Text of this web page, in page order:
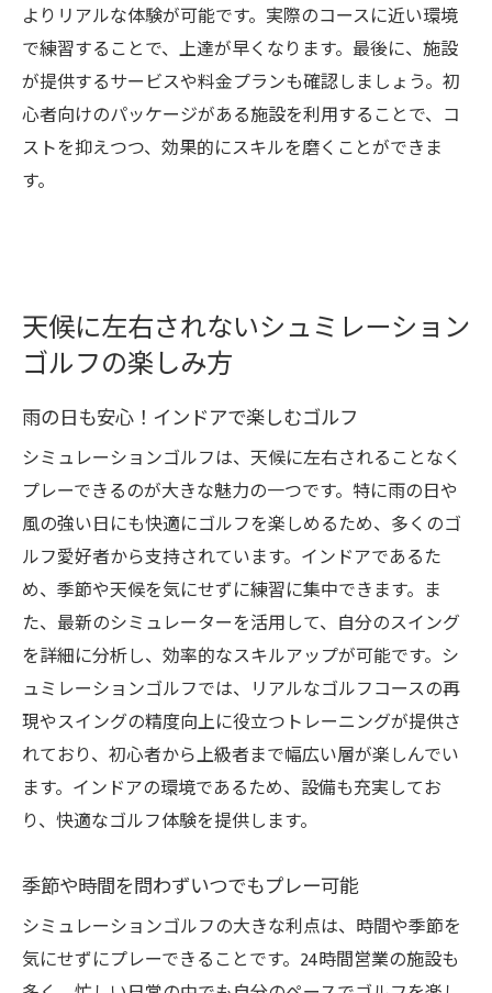
よりリアルな体験が可能です。実際のコースに近い環境
で練習することで、上達が早くなります。最後に、施設
が提供するサービスや料金プランも確認しましょう。初
心者向けのパッケージがある施設を利用することで、コ
ストを抑えつつ、効果的にスキルを磨くことができま
す。
天候に左右されないシュミレーション
ゴルフの楽しみ方
雨の日も安心！インドアで楽しむゴルフ
シミュレーションゴルフは、天候に左右されることなく
プレーできるのが大きな魅力の一つです。特に雨の日や
風の強い日にも快適にゴルフを楽しめるため、多くのゴ
ルフ愛好者から支持されています。インドアであるた
め、季節や天候を気にせずに練習に集中できます。ま
た、最新のシミュレーターを活用して、自分のスイング
を詳細に分析し、効率的なスキルアップが可能です。シ
ュミレーションゴルフでは、リアルなゴルフコースの再
現やスイングの精度向上に役立つトレーニングが提供さ
れており、初心者から上級者まで幅広い層が楽しんでい
ます。インドアの環境であるため、設備も充実してお
り、快適なゴルフ体験を提供します。
季節や時間を問わずいつでもプレー可能
シミュレーションゴルフの大きな利点は、時間や季節を
気にせずにプレーできることです。24時間営業の施設も